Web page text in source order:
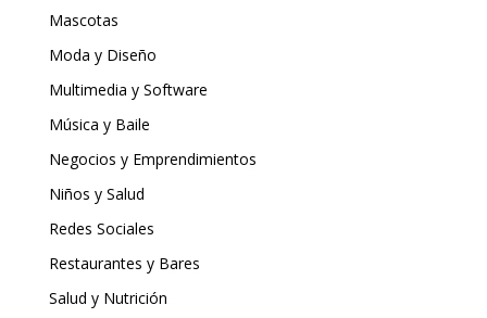
Mascotas
Moda y Diseño
Multimedia y Software
Música y Baile
Negocios y Emprendimientos
Niños y Salud
Redes Sociales
Restaurantes y Bares
Salud y Nutrición